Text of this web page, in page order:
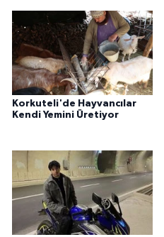
Korkuteli'de Hayvancılar
Kendi Yemini Üretiyor